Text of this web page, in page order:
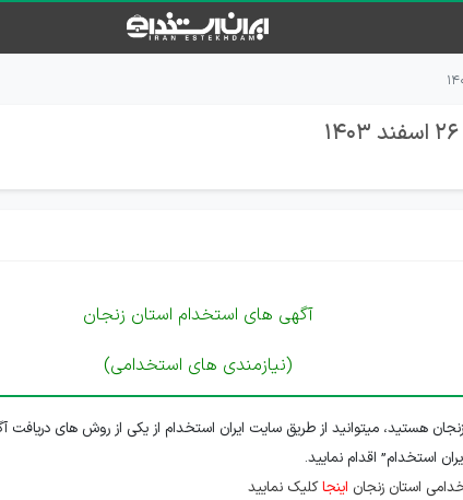
آگهی های استخدام استان زنجان
(نیازمندی های استخدامی)
هستید، میتوانید از طریق سایت ایران استخدام از یکی از روش های
استخدام” اقدام نمایید.
استان زنجان اینجاکلیک نمایید